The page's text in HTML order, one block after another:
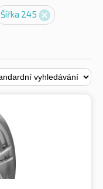
Šířka 245